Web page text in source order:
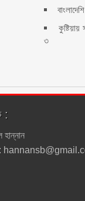
৩
:
হান্নান